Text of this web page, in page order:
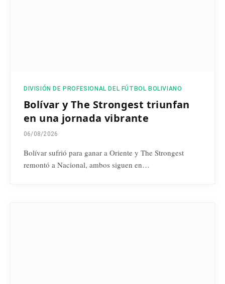
DIVISIÓN DE PROFESIONAL DEL FÚTBOL BOLIVIANO
Bolívar y The Strongest triunfan
en una jornada vibrante
06/08/2026
Bolívar sufrió para ganar a Oriente y The Strongest
remontó a Nacional, ambos siguen en…